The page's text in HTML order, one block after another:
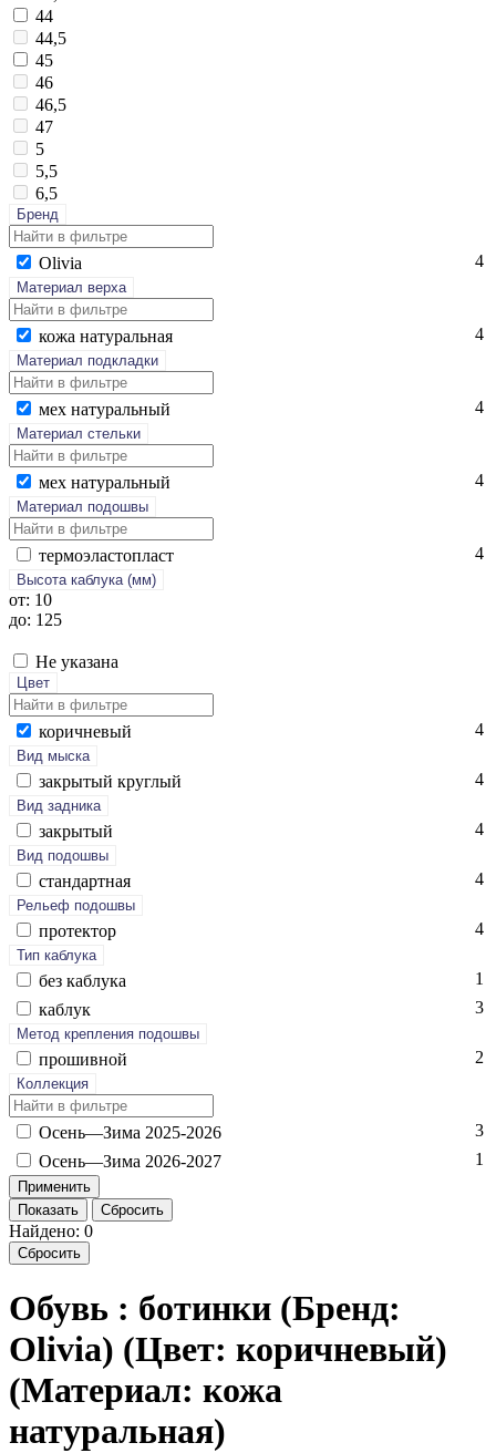
44
44,5
45
46
46,5
47
5
5,5
6,5
Бренд
Oli­via 4
Материал верха
ко­жа на­тураль­ная 4
Материал подкладки
мех на­тураль­ный 4
Материал стельки
мех на­тураль­ный 4
Материал подошвы
тер­мо­элас­топласт 4
Высота каблука (мм)
от: 10
до: 125
Не указана
Цвет
ко­рич­не­вый 4
Вид мыска
зак­ры­тый круг­лый 4
Вид задника
зак­ры­тый 4
Вид подошвы
стан­дарт­ная 4
Рельеф подошвы
про­тек­тор 4
Тип каблука
без каб­лу­ка
1
каб­лук
3
Метод крепления подошвы
про­шив­ной 2
Коллекция
Осень—Зи­ма 2025-2026
3
Осень—Зи­ма 2026-2027
1
Показать Сбросить
Найдено: 0
Сбросить
Обувь : ботинки (Бренд:
Olivia) (Цвет: коричневый)
(Материал: кожа
натуральная)